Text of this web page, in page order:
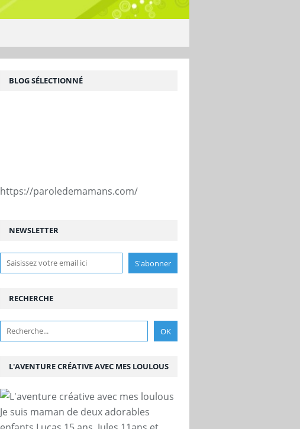
NEWSLETTER
RECHERCHE
L'AVENTURE CRÉATIVE AVEC MES LOULOUS
Je suis maman de deux adorables
BLOG SÉLECTIONNÉ
https://paroledemamans.com/